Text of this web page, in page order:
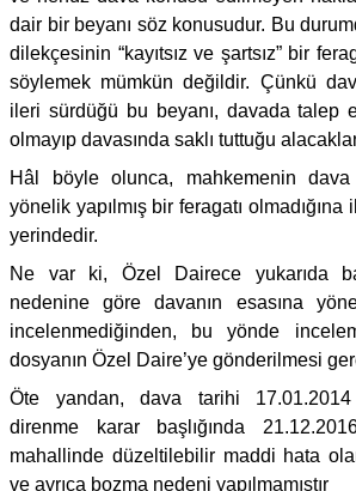
dair bir beyanı söz konusudur. Bu
dilekçesinin “kayıtsız ve şartsız” bir
söylemek mümkün değildir. Çünkü
ileri sürdüğü bu beyanı, davada talep
olmayıp davasında saklı tuttuğu
Hâl böyle olunca, mahkemenin
yönelik yapılmış bir feragatı
yerindedir.
Ne var ki, Özel Dairece yukarıda
nedenine göre davanın esasına
incelenmediğinden, bu yönde
dosyanın Özel Daire’ye gönderilmesi
Öte yandan, dava tarihi 17.01.2014
direnme karar başlığında
mahallinde düzeltilebilir maddi hata
ve ayrıca bozma nedeni yapılmamıştır